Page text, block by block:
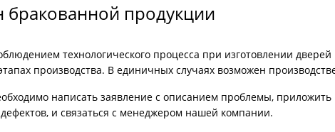
бракованной продукции
технологического процесса при изготовлении
производства. В единичных случаях возможен
написать заявление с описанием проблемы,
и связаться с менеджером нашей компании.